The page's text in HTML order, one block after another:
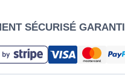
SÉCURISÉ GARANTI